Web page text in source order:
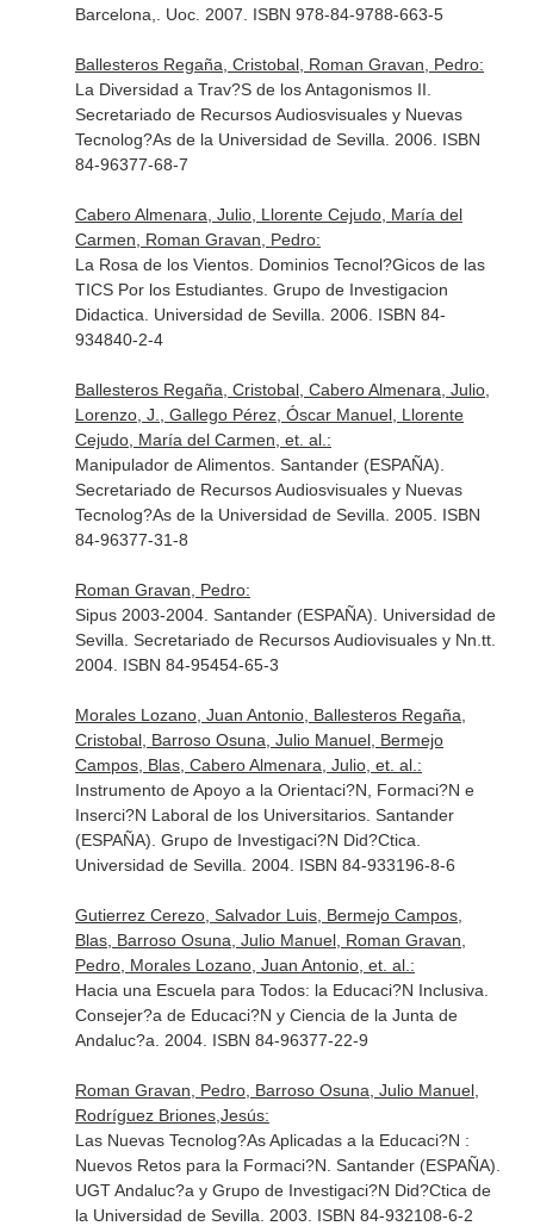
Barcelona,. Uoc. 2007. ISBN 978-84-9788-663-5
Ballesteros Regaña, Cristobal, Roman Gravan, Pedro:
La Diversidad a Trav?S de los Antagonismos II.
Secretariado de Recursos Audiosvisuales y Nuevas
Tecnolog?As de la Universidad de Sevilla. 2006. ISBN
84-96377-68-7
Cabero Almenara, Julio, Llorente Cejudo, María del
Carmen, Roman Gravan, Pedro:
La Rosa de los Vientos. Dominios Tecnol?Gicos de las
TICS Por los Estudiantes. Grupo de Investigacion
Didactica. Universidad de Sevilla. 2006. ISBN 84-
934840-2-4
Ballesteros Regaña, Cristobal, Cabero Almenara, Julio,
Lorenzo, J., Gallego Pérez, Óscar Manuel, Llorente
Cejudo, María del Carmen, et. al.:
Manipulador de Alimentos. Santander (ESPAÑA).
Secretariado de Recursos Audiosvisuales y Nuevas
Tecnolog?As de la Universidad de Sevilla. 2005. ISBN
84-96377-31-8
Roman Gravan, Pedro:
Sipus 2003-2004. Santander (ESPAÑA). Universidad de
Sevilla. Secretariado de Recursos Audiovisuales y Nn.tt.
2004. ISBN 84-95454-65-3
Morales Lozano, Juan Antonio, Ballesteros Regaña,
Cristobal, Barroso Osuna, Julio Manuel, Bermejo
Campos, Blas, Cabero Almenara, Julio, et. al.:
Instrumento de Apoyo a la Orientaci?N, Formaci?N e
Inserci?N Laboral de los Universitarios. Santander
(ESPAÑA). Grupo de Investigaci?N Did?Ctica.
Universidad de Sevilla. 2004. ISBN 84-933196-8-6
Gutierrez Cerezo, Salvador Luis, Bermejo Campos,
Blas, Barroso Osuna, Julio Manuel, Roman Gravan,
Pedro, Morales Lozano, Juan Antonio, et. al.:
Hacia una Escuela para Todos: la Educaci?N Inclusiva.
Consejer?a de Educaci?N y Ciencia de la Junta de
Andaluc?a. 2004. ISBN 84-96377-22-9
Roman Gravan, Pedro, Barroso Osuna, Julio Manuel,
Rodríguez Briones,Jesús:
Las Nuevas Tecnolog?As Aplicadas a la Educaci?N :
Nuevos Retos para la Formaci?N. Santander (ESPAÑA).
UGT Andaluc?a y Grupo de Investigaci?N Did?Ctica de
la Universidad de Sevilla. 2003. ISBN 84-932108-6-2